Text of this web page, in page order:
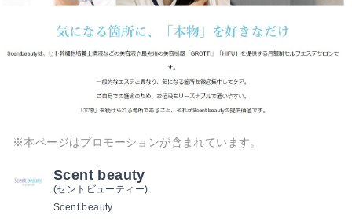
※本ページはプロモーションが含まれています。
Scent beauty
(セントビューティー)
Scent beauty